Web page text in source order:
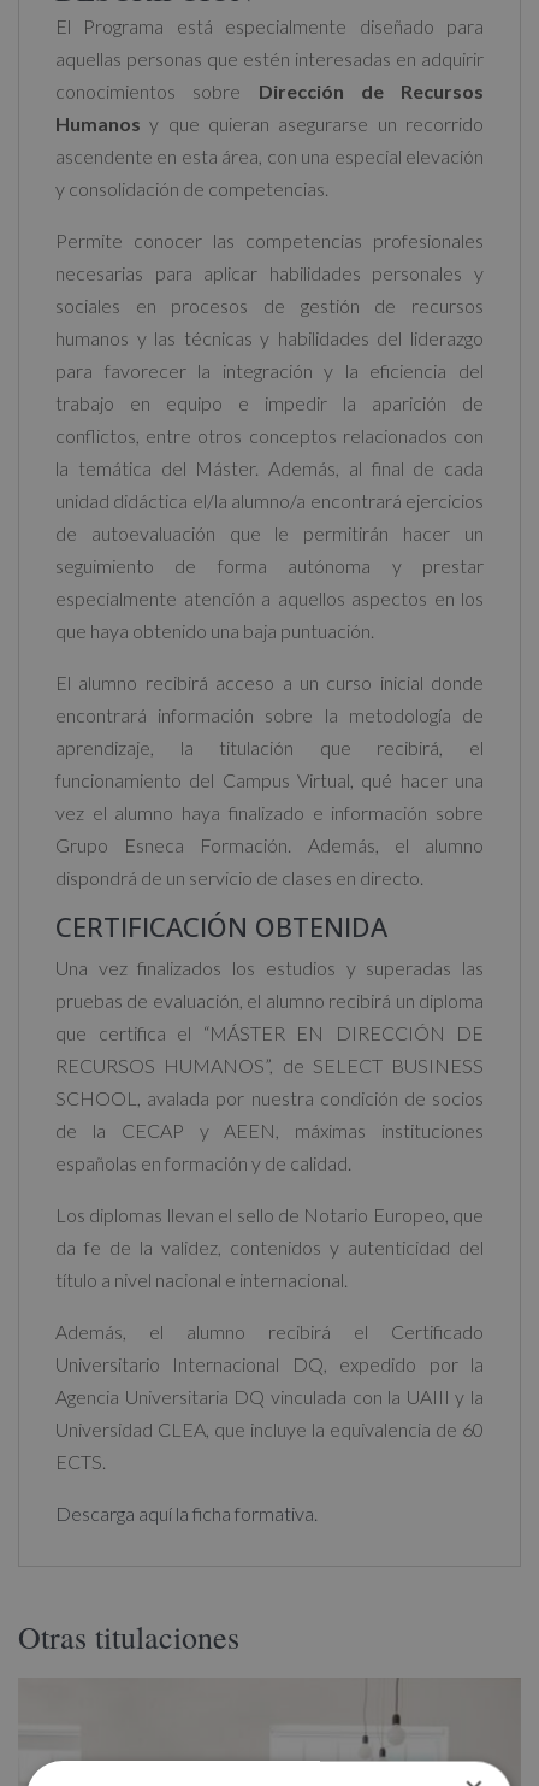
El Programa está especialmente diseñado para
aquellas personas que estén interesadas en adquirir
conocimientos sobre Dirección de Recursos
Humanos y que quieran asegurarse un recorrido
ascendente en esta área, con una especial elevación
y consolidación de competencias.
Permite conocer las competencias profesionales
necesarias para aplicar habilidades personales y
sociales en procesos de gestión de recursos
humanos y las técnicas y habilidades del liderazgo
para favorecer la integración y la eficiencia del
trabajo en equipo e impedir la aparición de
conflictos, entre otros conceptos relacionados con
la temática del Máster. Además, al final de cada
unidad didáctica el/la alumno/a encontrará ejercicios
de autoevaluación que le permitirán hacer un
seguimiento de forma autónoma y prestar
especialmente atención a aquellos aspectos en los
que haya obtenido una baja puntuación.
El alumno recibirá acceso a un curso inicial donde
encontrará información sobre la metodología de
aprendizaje, la titulación que recibirá, el
funcionamiento del Campus Virtual, qué hacer una
vez el alumno haya finalizado e información sobre
Grupo Esneca Formación. Además, el alumno
dispondrá de un servicio de clases en directo.
CERTIFICACIÓN OBTENIDA
Una vez finalizados los estudios y superadas las
pruebas de evaluación, el alumno recibirá un diploma
que certifica el “MÁSTER EN DIRECCIÓN DE
RECURSOS HUMANOS”, de SELECT BUSINESS
SCHOOL, avalada por nuestra condición de socios
de la CECAP y AEEN, máximas instituciones
españolas en formación y de calidad.
Los diplomas llevan el sello de Notario Europeo, que
da fe de la validez, contenidos y autenticidad del
título a nivel nacional e internacional.
Además, el alumno recibirá el Certificado
Universitario Internacional DQ, expedido por la
Agencia Universitaria DQ vinculada con la UAIII y la
Universidad CLEA, que incluye la equivalencia de 60
ECTS.
Descarga aquí la ficha formativa.
Otras titulaciones